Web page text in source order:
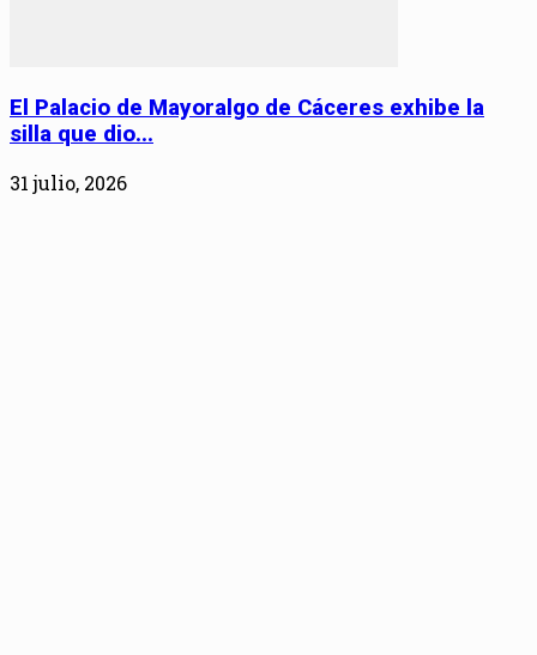
El Palacio de Mayoralgo de Cáceres exhibe la
silla que dio...
31 julio, 2026